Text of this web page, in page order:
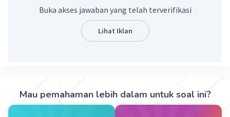
Level 37
03 Oktober 2023 00:56
Buka akses jawaban yang telah terverifikasi
Lihat Iklan
Mau pemahaman lebih dalam untuk soal ini?